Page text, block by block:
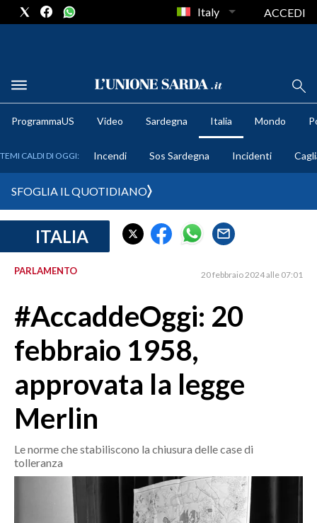
METEO
CRONACA SARDEGNA
MEDIO CAMPIDANO
ORISTANO E PROVINCIA
GALLURA
NUORO E PROVINCIA
OGLIASTRA
AGENDA
Italy ACCEDI
ProgrammaUS Video Sardegna Italia Mondo
TEMI CALDI DI OGGI: Incendi Sos Sardegna Incidenti
SFOGLIA IL QUOTIDIANO
ITALIA
PARLAMENTO 20 febbraio 2024 alle 07:01
#AccaddeOggi: 20
febbraio 1958,
approvata la legge
Merlin
Le norme che stabiliscono la chiusura delle case di
tolleranza